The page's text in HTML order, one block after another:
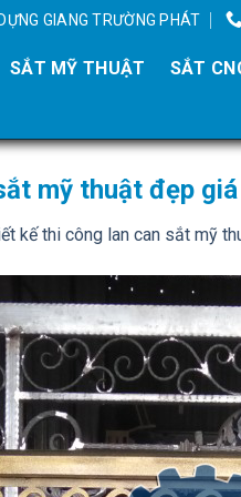
GIANG TRƯỜNG PHÁT
SẮT MỸ THUẬT SẮT
mỹ thuật đẹp
kế thi công lan can sắt mỹ